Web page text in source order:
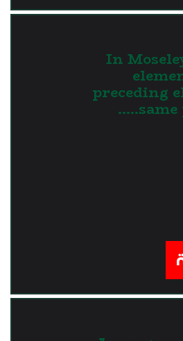
In
preceding
same